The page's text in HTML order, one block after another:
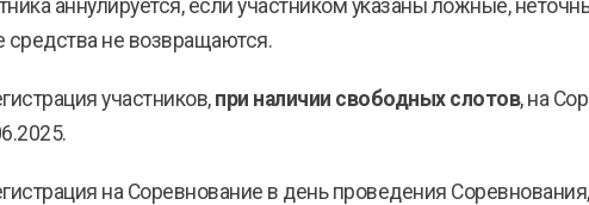
аннулируется, если участником указаны ложные,
не возвращаются.
участников, при наличии свободных слотов, на
на Соревнование в день проведения